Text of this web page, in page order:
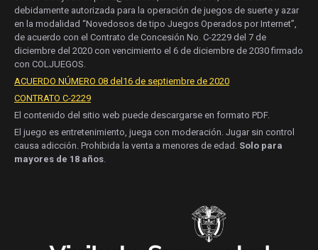
debidamente autorizada para la operación de juegos de suerte y azar
en la modalidad “Novedosos de tipo Juegos Operados por Internet”,
de acuerdo con el Contrato de Concesión No. C-2229 del 7 de
diciembre del 2020 con vencimiento el 6 de diciembre de 2030 firmado
con COLJUEGOS.
ACUERDO NÚMERO 08 del16 de septiembre de 2020
CONTRATO C-2229
El contenido del sitio web puede descargarse en formato PDF.
El juego es entretenimiento, juega con moderación. Jugar sin control
causa adicción. Prohibida la venta a menores de edad. Solo para
mayores de 18 años